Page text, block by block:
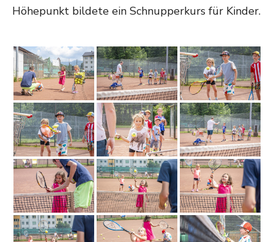
Höhepunkt bildete ein Schnupperkurs für Kinder.